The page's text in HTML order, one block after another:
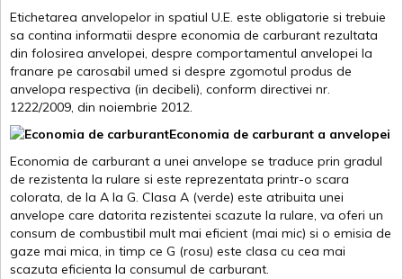
Etichetarea anvelopelor in spatiul U.E. este obligatorie si trebuie
sa contina informatii despre economia de carburant rezultata
din folosirea anvelopei, despre comportamentul anvelopei la
franare pe carosabil umed si despre zgomotul produs de
anvelopa respectiva (in decibeli), conform directivei nr.
1222/2009, din noiembrie 2012.
Economia de carburant a anvelopei
Economia de carburant a unei anvelope se traduce prin gradul
de rezistenta la rulare si este reprezentata printr-o scara
colorata, de la A la G. Clasa A (verde) este atribuita unei
anvelope care datorita rezistentei scazute la rulare, va oferi un
consum de combustibil mult mai eficient (mai mic) si o emisia de
gaze mai mica, in timp ce G (rosu) este clasa cu cea mai
scazuta eficienta la consumul de carburant.